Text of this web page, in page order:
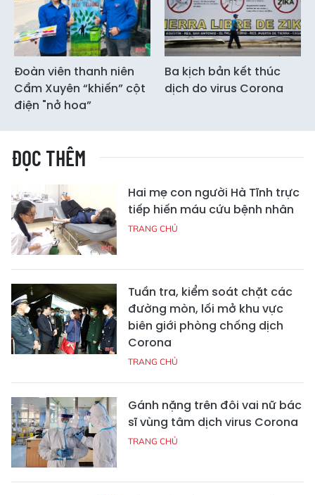
Đoàn viên thanh niên
Cẩm Xuyên “khiến” cột
điện "nở hoa”
Ba kịch bản kết thúc
dịch do virus Corona
ĐỌC THÊM
Hai mẹ con người Hà Tĩnh trực
tiếp hiến máu cứu bệnh nhân
TRANG CHỦ
Tuần tra, kiểm soát chặt các
đường mòn, lối mở khu vực
biên giới phòng chống dịch
Corona
TRANG CHỦ
Gánh nặng trên đôi vai nữ bác
sĩ vùng tâm dịch virus Corona
TRANG CHỦ